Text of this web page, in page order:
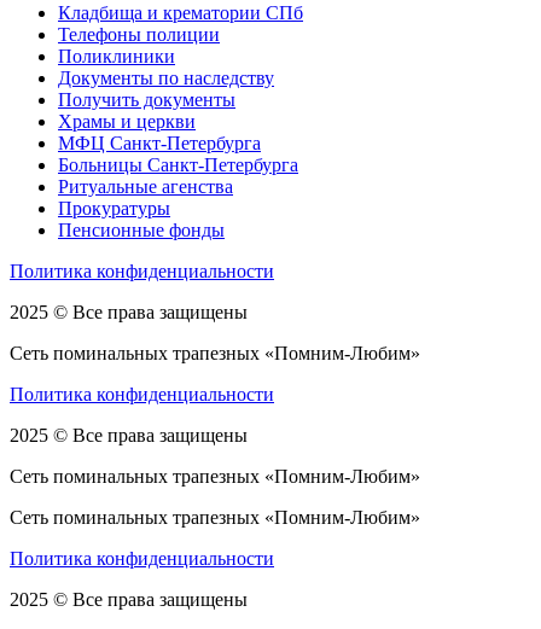
Кладбища и крематории СПб
Телефоны полиции
Поликлиники
Документы по наследству
Получить документы
Храмы и церкви
МФЦ Санкт-Петербурга
Больницы Санкт-Петербурга
Ритуальные агенства
Прокуратуры
Пенсионные фонды
Политика конфиденциальности
2025 © Все права защищены
Сеть поминальных трапезных «Помним-Любим»
Политика конфиденциальности
2025 © Все права защищены
Сеть поминальных трапезных «Помним-Любим»
Сеть поминальных трапезных «Помним-Любим»
Политика конфиденциальности
2025 © Все права защищены